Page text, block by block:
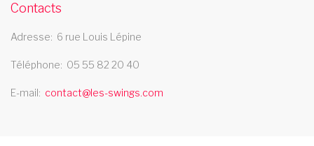
Contacts
Adresse 6 rue Louis Lépine
Téléphone 05 55 82 20 40
E-mail contact@les-swings.com